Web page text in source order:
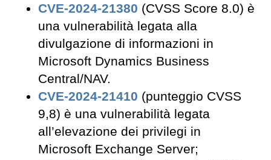
CVE-2024-21380 (CVSS Score 8.0) è
una vulnerabilità legata alla
divulgazione di informazioni in
Microsoft Dynamics Business
Central/NAV.
CVE-2024-21410 (punteggio CVSS
9,8) è una vulnerabilità legata
all’elevazione dei privilegi in
Microsoft Exchange Server;